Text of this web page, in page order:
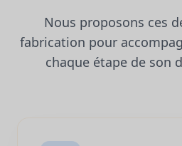
Nous proposons ces
fabrication pour
chaque étape de son